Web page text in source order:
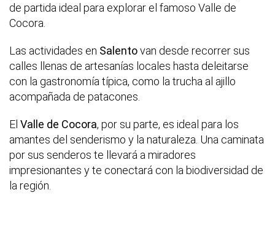
de partida ideal para explorar el famoso Valle de
Cocora.
Las actividades en Salentovan desde recorrer sus
calles llenas de artesanías locales hasta deleitarse
con la gastronomía típica, como la trucha al ajillo
acompañada de patacones.
El Valle de Cocora, por su parte, es ideal para los
amantes del senderismo y la naturaleza. Una caminata
por sus senderos te llevará a miradores
impresionantes y te conectará con la biodiversidad de
la región.